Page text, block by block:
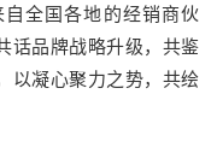
全国各地的经销商伙
话品牌战略升级，共鉴
以凝心聚力之势，共绘